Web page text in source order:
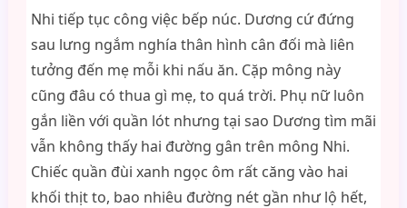
Nhi tiếp tục công việc bếp núc. Dương cứ đứng
sau lưng ngắm nghía thân hình cân đối mà liên
tưởng đến mẹ mỗi khi nấu ăn. Cặp mông này
cũng đâu có thua gì mẹ, to quá trời. Phụ nữ luôn
gắn liền với quần lót nhưng tại sao Dương tìm mãi
vẫn không thấy hai đường gân trên mông Nhi.
Chiếc quần đùi xanh ngọc ôm rất căng vào hai
khối thịt to, bao nhiêu đường nét gần như lộ hết,